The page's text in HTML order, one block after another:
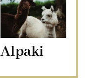
Alpaki